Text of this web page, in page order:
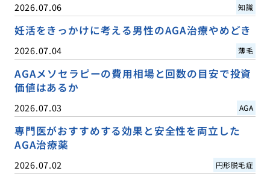
2026.07.06 知識
妊活をきっかけに考える男性のAGA治療やめどき
2026.07.04 薄毛
AGAメソセラピーの費用相場と回数の目安で投資
価値はあるか
2026.07.03 AGA
専門医がおすすめする効果と安全性を両立した
AGA治療薬
2026.07.02 円形脱毛症